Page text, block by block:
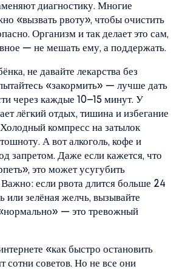
диагностику. Многие
«вызвать рвоту», чтобы очистить
Организм и так делает это сам,
— не мешать ему, а поддержать.
не давайте лекарства без
«закормить» — лучше дать
через каждые 10–15 минут. У
лёгкий отдых, тишина и избегание
Холодный компресс на затылок
А вот алкоголь, кофе и
запретом. Даже если кажется, что
это может усугубить
если рвота длится больше 24
или зелёная желчь, вызывайте
— это тревожный
«как быстро остановить
сотни советов. Но не все они